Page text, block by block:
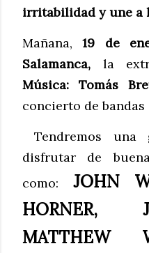
irritabilidad y une a
Mañana,19 de
Salamanca, la
Música: Tomás
concierto de
Tendremos una
disfrutar de
como: JOHN
HORNER,
MATTHEW